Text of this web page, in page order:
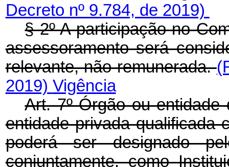
Decreto nº 9.784, de 2019)
§ 2º A participação no
assessoramento será
relevante, não remunerada.
2019) Vigência
Art. 7º Órgão ou
entidade privada qualificada
poderá ser designado
conjuntamente, como